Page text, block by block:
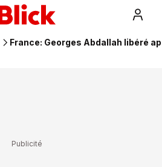
France: Georges Abdallah libéré